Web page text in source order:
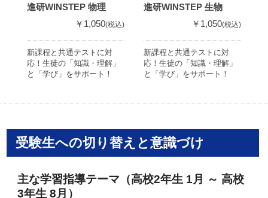
進研WINSTEP 物理
￥1,050(税込)
新課程と共通テストに対
応！生徒の「知識・理解」
と「学び」をサポート！
進研WINSTEP 生物
￥1,050(税込)
新課程と共通テストに対
応！生徒の「知識・理解」
と「学び」をサポート！
受験生への切り替えと意識づけ
主な学習指導テーマ（高校2年生 1月 ～ 高校
3年生 8月）